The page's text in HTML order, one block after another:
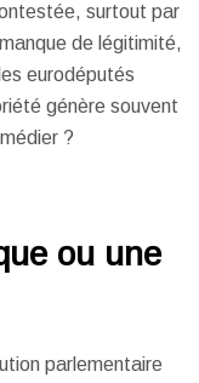
surtout par
de légitimité,
eurodéputés
génère souvent
?
ou une
parlementaire